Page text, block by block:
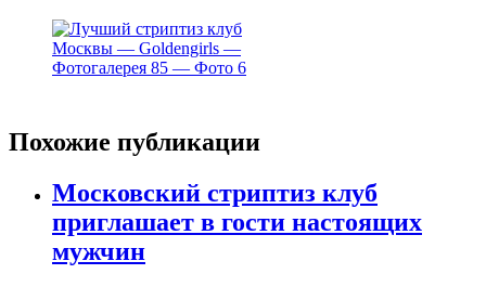
Похожие публикации
Московский стриптиз клуб
приглашает в гости настоящих
мужчин